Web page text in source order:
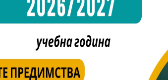
на победителите в научното
и трето място в различните категории и
високо …